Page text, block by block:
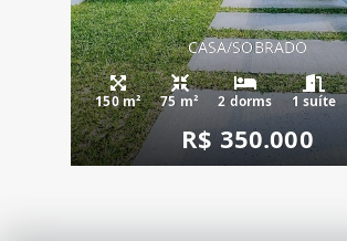
CASA/SOBRADO
150 m² 75 m² 2 dorms 1 suíte
R$ 350.000